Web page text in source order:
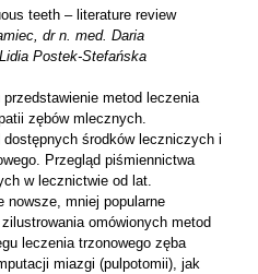
teeth – literature review
dr n. med. Daria
Postek-Stefańska
metod leczenia
zębów mlecznych.
dostępnych środków leczniczych i
Przegląd piśmiennictwa
w lecznictwie od lat.
nowsze, mniej popularne
omówionych metod
leczenia trzonowego zęba
miazgi (pulpotomii), jak